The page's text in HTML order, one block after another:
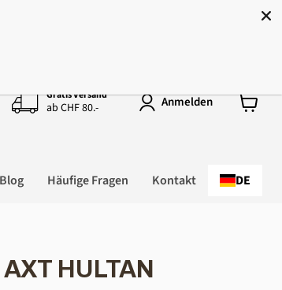
Gratis Versand
ab CHF 80.- Anmelden
Häufige Fragen Kontakt DE
HULTAN